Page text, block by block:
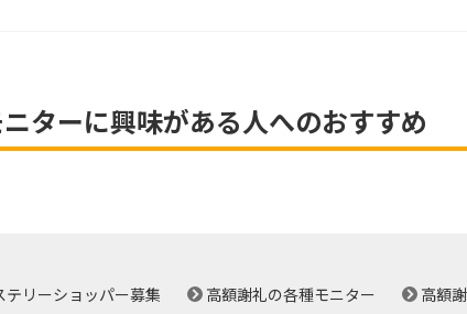
ターに興味がある人へのおすすめ
テリーショッパー募集 高額謝礼の各種モニター 高額